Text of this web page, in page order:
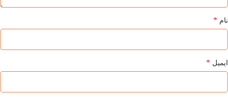
نام *
ایمیل *